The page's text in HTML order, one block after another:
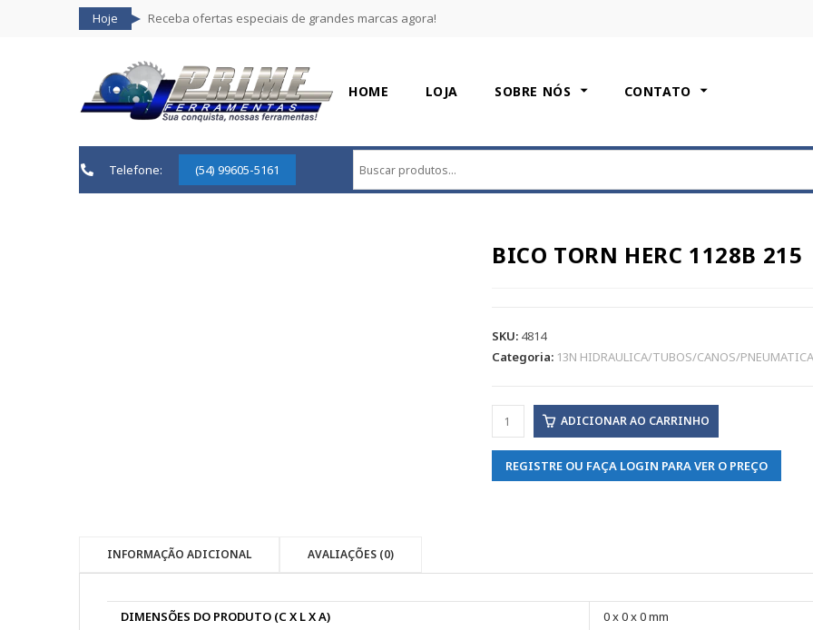
Hoje Receba ofertas especiais de grandes marcas agora!
HOME LOJA SOBRE NÓS CONTATO
Telefone: (54) 99605-5161
BICO TORN HERC 1128B 215
SKU: 4814
Categoria: 13N HIDRAULICA/TUBOS/CANOS/
ADICIONAR AO CARRINHO
REGISTRE OU FAÇA LOGIN PARA VER O PREÇO
INFORMAÇÃO ADICIONAL AVALIAÇÕES (0)
DIMENSÕES DO PRODUTO (C X L X A)
0 x 0 x 0 mm